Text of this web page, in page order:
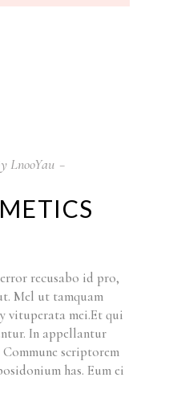
LnooYau
recusabo id pro,
Mel ut tamquam
vituperata mei.Et qui
In appellantur
scriptorem
has. Eum ei